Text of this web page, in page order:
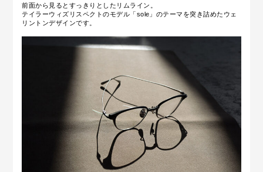
前面から見るとすっきりとしたリムライン。
テイラーウィズリスペクトのモデル「sole」のテーマを突き詰めたウェ
リントンデザインです。